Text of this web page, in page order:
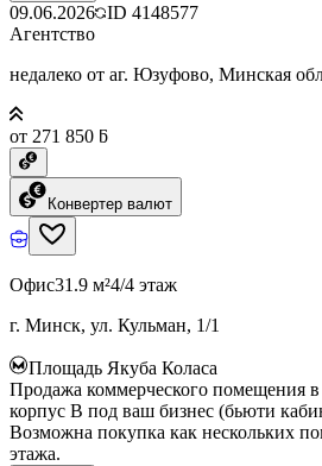
09.06.2026 ID 4148577
Агентство
недалеко от аг. Юзуфово, Минская
от 271 850 ƃ
Конвертер валют
Офис31.9 м²4/4 этаж
г. Минск, ул. Кульман, 1/1
Площадь Якуба Коласа
Продажа коммерческого помещения
корпус B под ваш бизнес (бьюти
Возможна покупка как нескольких
этажа.